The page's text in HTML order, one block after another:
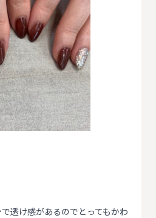
透け感があるのでとってもかわ